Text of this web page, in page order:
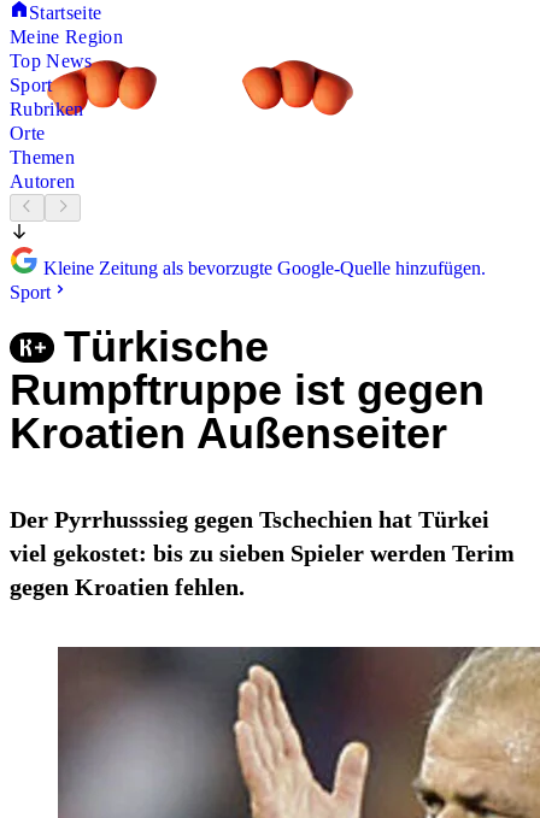
Startseite
Meine Region
Top News
Sport
Rubriken
Orte
Themen
Autoren
Kleine Zeitung als bevorzugte Google-Quelle hinzufügen.
Sport
Türkische
Rumpftruppe ist gegen
Kroatien Außenseiter
Der Pyrrhusssieg gegen Tschechien hat Türkei
viel gekostet: bis zu sieben Spieler werden Terim
gegen Kroatien fehlen.